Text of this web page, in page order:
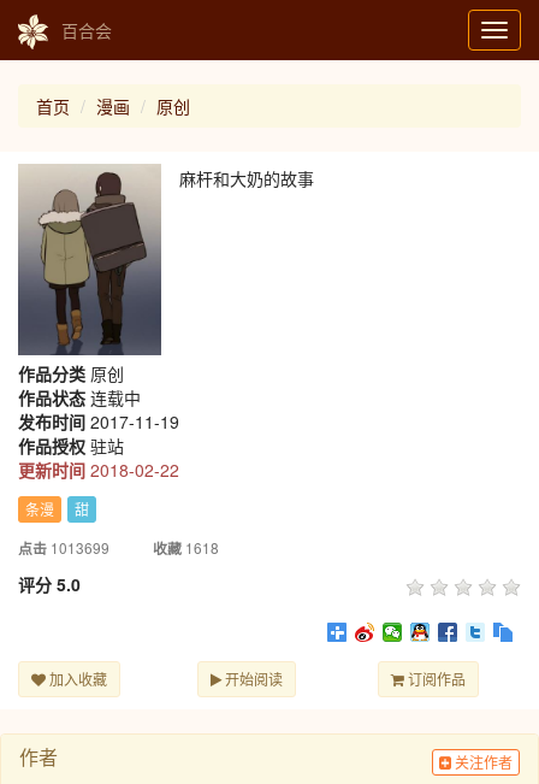
百合会
首页 漫画 原创
麻杆和大奶的故事
作品分类 原创
作品状态 连载中
发布时间 2017-11-19
作品授权 驻站
更新时间 2018-02-22
条漫
甜
点击 1013699 收藏 1618
评分 5.0
加入收藏 开始阅读 订阅作品
作者 关注作者